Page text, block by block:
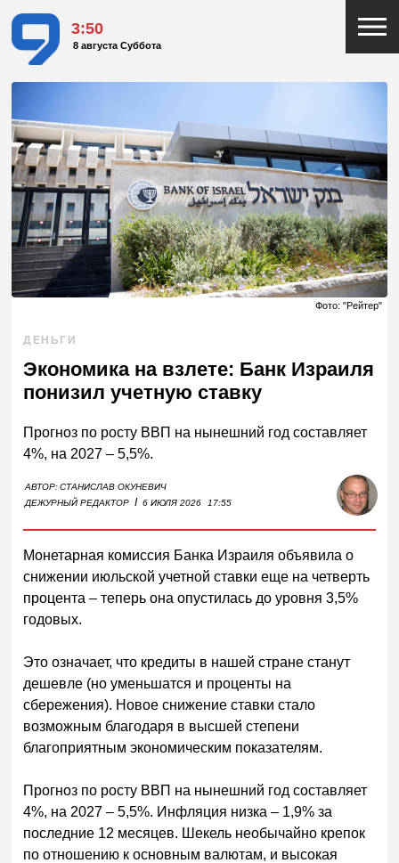
3:50
8 августа Суббота
Фото: "Рейтер"
ДЕНЬГИ
Экономика на взлете: Банк Израиля
понизил учетную ставку
Прогноз по росту ВВП на нынешний год составляет
4%, на 2027 – 5,5%.
АВТОР:СТАНИСЛАВ ОКУНЕВИЧ
ДЕЖУРНЫЙ РЕДАКТОР I 6 ИЮЛЯ 2026 17:55
Монетарная комиссия Банка Израиля объявила о
снижении июльской учетной ставки еще на четверть
процента – теперь она опустилась до уровня 3,5%
годовых.
Это означает, что кредиты в нашей стране станут
дешевле (но уменьшатся и проценты на
сбережения). Новое снижение ставки стало
возможным благодаря в высшей степени
благоприятным экономическим показателям.
Прогноз по росту ВВП на нынешний год составляет
4%, на 2027 – 5,5%. Инфляция низка – 1,9% за
последние 12 месяцев. Шекель необычайно крепок
по отношению к основным валютам, и высокая